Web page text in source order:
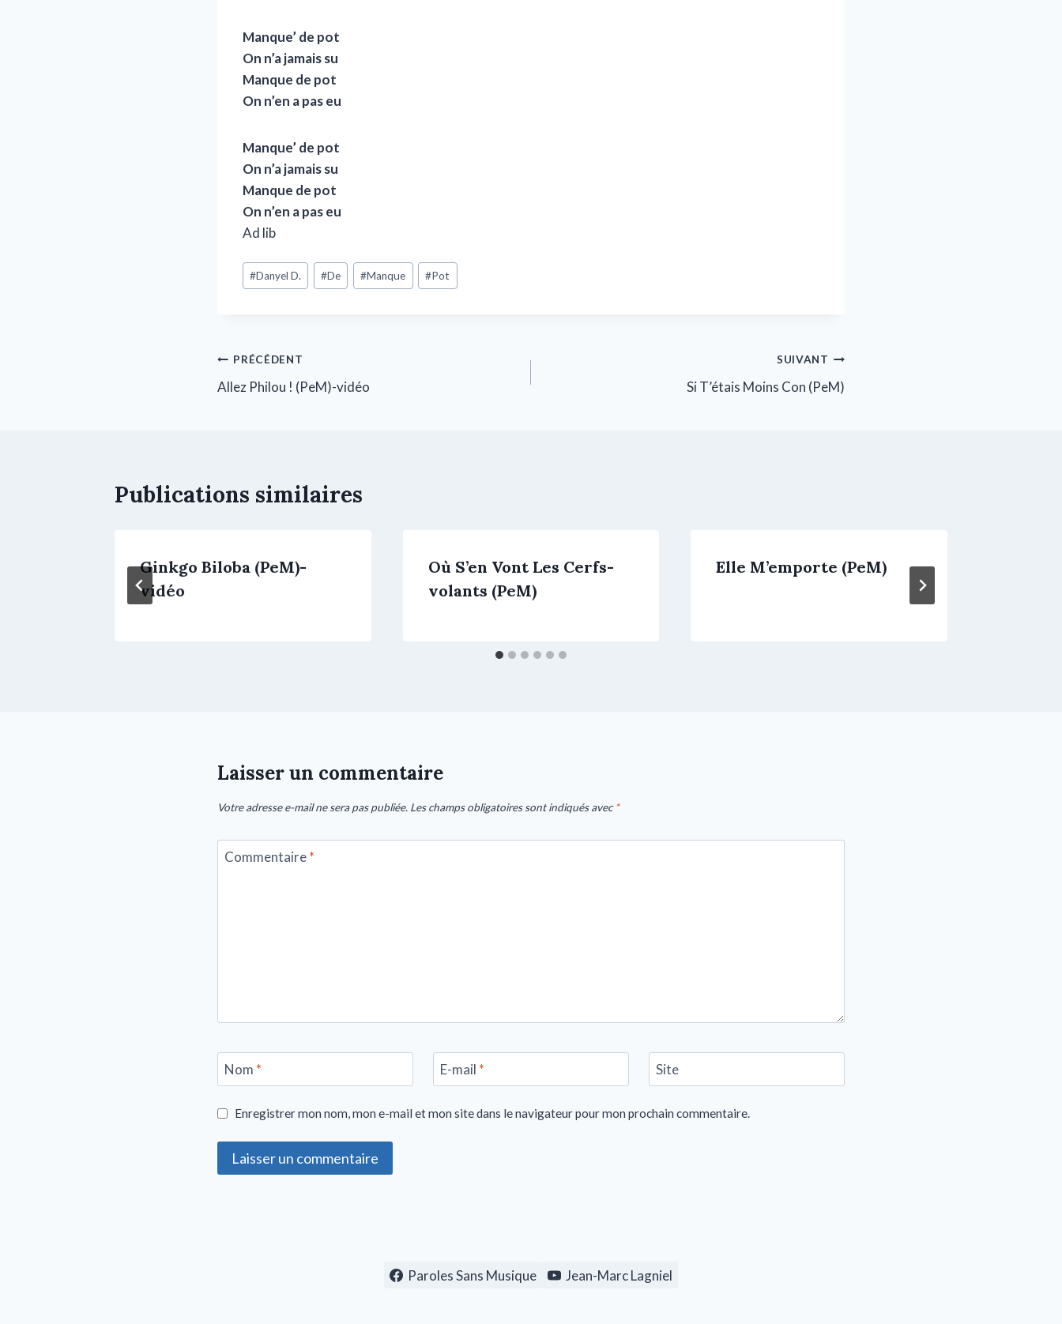
Manque’ de pot
On n’a jamais su
Manque de pot
On n’en a pas eu
Manque’ de pot
On n’a jamais su
Manque de pot
On n’en a pas eu
Ad lib
#Danyel D. #De #Manque #Pot
PRÉCÉDENT
Allez Philou ! (PeM)-vidéo
SUIVANT
Si T’étais Moins Con (PeM)
Publications similaires
Ginkgo Biloba (PeM)-
vidéo
Où S’en Vont Les Cerfs-
volants (PeM)
Elle M’emporte (PeM)
Laisser un commentaire
Votre adresse e-mail ne sera pas publiée. Les champs obligatoires sont indiqués avec*
Commentaire*
Nom * E-mail * Site
Enregistrer mon nom, mon e-mail et mon site dans le navigateur pour mon prochain commentaire.
Paroles Sans Musique Jean-Marc Lagniel